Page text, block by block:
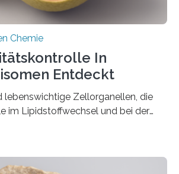
Chemie
In
Entdeckt
lebenswichtige Zellorganellen, die
im Lipidstoffwechsel und bei der
zahlreiche Enzyme präzise in
Bochum um Prof. Dr. Ralf Erdmann